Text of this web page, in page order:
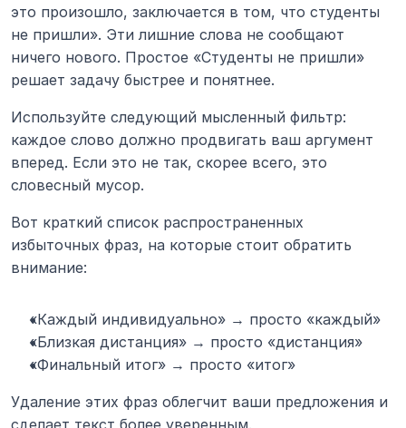
это произошло, заключается в том, что студенты
не пришли». Эти лишние слова не сообщают
ничего нового. Простое «Студенты не пришли»
решает задачу быстрее и понятнее.
Используйте следующий мысленный фильтр:
каждое слово должно продвигать ваш аргумент
вперед. Если это не так, скорее всего, это
словесный мусор.
Вот краткий список распространенных
избыточных фраз, на которые стоит обратить
внимание:
«Каждый индивидуально» → просто «каждый»
«Близкая дистанция» → просто «дистанция»
«Финальный итог» → просто «итог»
Удаление этих фраз облегчит ваши предложения и